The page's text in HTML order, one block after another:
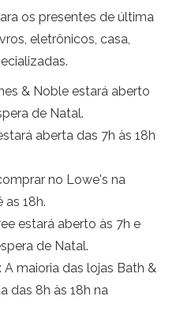
os presentes de última
eletrônicos, casa,
& Noble estará aberto
de Natal.
aberta das 7h às 18h
no Lowe's na
18h.
estará aberto às 7h e
de Natal.
A maioria das lojas Bath &
das 8h às 18h na